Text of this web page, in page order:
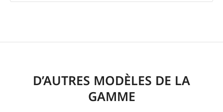
D’AUTRES MODÈLES DE LA
GAMME